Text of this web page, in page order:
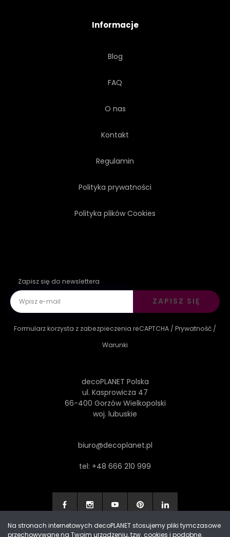
Informacje
Blog
FAQ
O nas
Kontakt
Regulamin
Polityka prywatności
Polityka plików Cookies
Zapisz się do newslettera
ZAPISZ SIĘ
Formularz korzysta z zabezpieczenia reCAPTCHA / Prywatność /
Warunki
decoPLANET Polska
ul. Kasprowicza 47
66-400 Gorzów Wielkopolski
woj. lubuskie
biuro@decoplanet.pl
tel: +48 666 210 999
Na stronach internetowych decoPLANET stosujemy pliki tymczasowe
przechowywane na Twoim urządzeniu, tzw. cookies i podobne.